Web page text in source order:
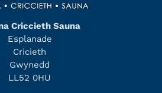
Criccieth Sauna
Esplanade
Cricieth
Gwynedd
LL52 0HU